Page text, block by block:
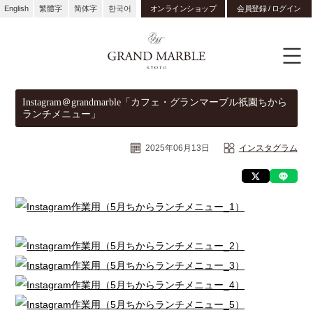
English 繁體字 简体字 한국어 オンラインショップ 会員登録 / ログイン
Instagram＠grandmarble「カフェ・グランマーブル祇園ちから
ランチメニュー」
2025年06月13日 インスタグラム